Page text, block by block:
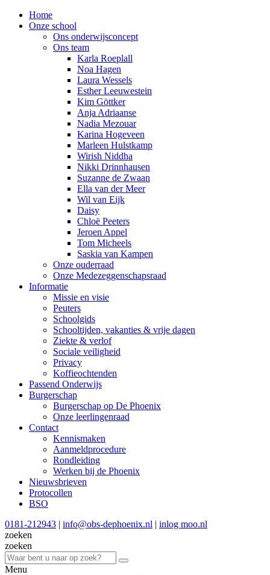
Home
Onze school
Ons onderwijsconcept
Ons team
Karla Roeplall
Noa Hagen
Laura Wessels
Esther Leeuwestein
Kim Göttker
Anja Adriaanse
Nadia Mezouar
Karina Hogeveen
Marleen Hulstkamp
Wirish Niddha
Nikki Drinnhausen
Suzanne de Zwaan
Ella van der Meer
Wil van Eijk
Daisy
Chloë Peeters
Jeroen Appel
Tom Micheels
Saskia van Kampen
Onze ouderraad
Onze Medezeggenschapsraad
Informatie
Missie en visie
Peuters
Schoolgids
Schooltijden, vakanties & vrije dagen
Ziekte & verlof
Sociale veiligheid
Privacy
Koffieochtenden
Passend Onderwijs
Burgerschap
Burgerschap op De Phoenix
Onze leerlingenraad
Contact
Kennismaken
Aanmeldprocedure
Rondleiding
Werken bij de Phoenix
Nieuwsbrieven
Protocollen
BSO
0181-212943 | info@obs-dephoenix.nl | inlog moo.nl
zoeken
zoeken
Menu